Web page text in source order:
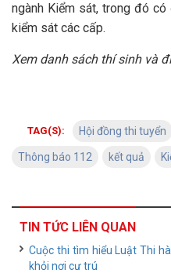
ngành Kiểm sát, trong đó
kiểm sát các cấp.
Xem danh sách thí sinh và
TAG(S): Hội đồng thi tuyển
Thông báo 112 kết quả
TIN TỨC LIÊN QUAN
Cuộc thi tìm hiểu Luật Thi
khỏi nơi cư trú